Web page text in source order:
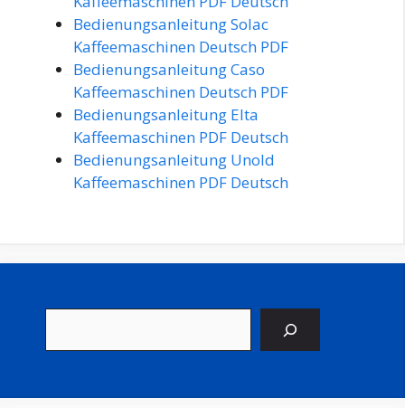
Bedienungsanleitung Solac
Kaffeemaschinen Deutsch PDF
Bedienungsanleitung Caso
Kaffeemaschinen Deutsch PDF
Bedienungsanleitung Elta
Kaffeemaschinen PDF Deutsch
Bedienungsanleitung Unold
Kaffeemaschinen PDF Deutsch